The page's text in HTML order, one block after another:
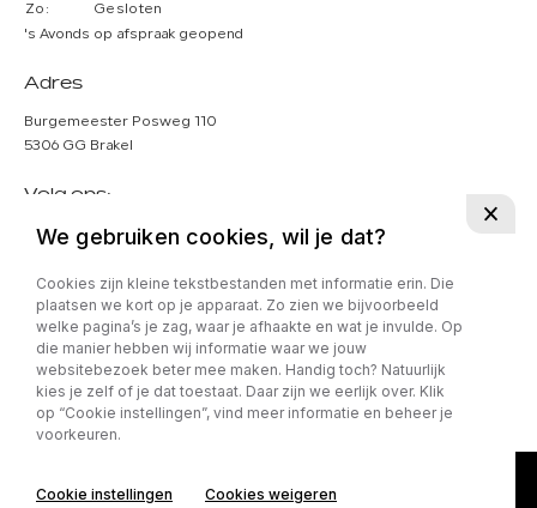
Zo:
Gesloten
's Avonds op afspraak geopend
Adres
Burgemeester Posweg 110
5306 GG Brakel
Volg ons:
Privacy policy
We gebruiken cookies, wil je dat?
Cookies zijn kleine tekstbestanden met informatie erin. Die
plaatsen we kort op je apparaat. Zo zien we bijvoorbeeld
welke pagina’s je zag, waar je afhaakte en wat je invulde. Op
die manier hebben wij informatie waar we jouw
websitebezoek beter mee maken. Handig toch? Natuurlijk
kies je zelf of je dat toestaat. Daar zijn we eerlijk over. Klik
op “Cookie instellingen”, vind meer informatie en beheer je
voorkeuren.
Cookie instellingen Cookies weigeren